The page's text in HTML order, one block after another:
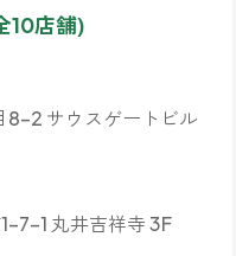
10店舗)
8-2 サウスゲートビル
7-1 丸井吉祥寺 3F